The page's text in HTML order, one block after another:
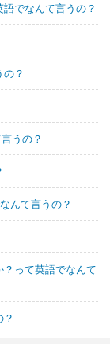
でなんて言うの？
？
うの？
んて言うの？
って英語でなんて